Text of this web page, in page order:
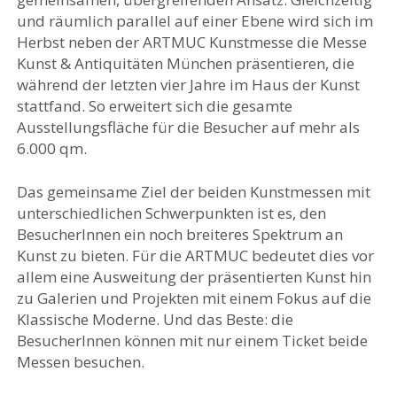
und räumlich parallel auf einer Ebene wird sich im
Herbst neben der ARTMUC Kunstmesse die Messe
Kunst & Antiquitäten München präsentieren, die
während der letzten vier Jahre im Haus der Kunst
stattfand. So erweitert sich die gesamte
Ausstellungsfläche für die Besucher auf mehr als
6.000 qm.
Das gemeinsame Ziel der beiden Kunstmessen mit
unterschiedlichen Schwerpunkten ist es, den
BesucherInnen ein noch breiteres Spektrum an
Kunst zu bieten. Für die ARTMUC bedeutet dies vor
allem eine Ausweitung der präsentierten Kunst hin
zu Galerien und Projekten mit einem Fokus auf die
Klassische Moderne. Und das Beste: die
BesucherInnen können mit nur einem Ticket beide
Messen besuchen.